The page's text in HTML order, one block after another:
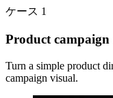
ケース 1
Product
Turn a simple product
campaign visual.